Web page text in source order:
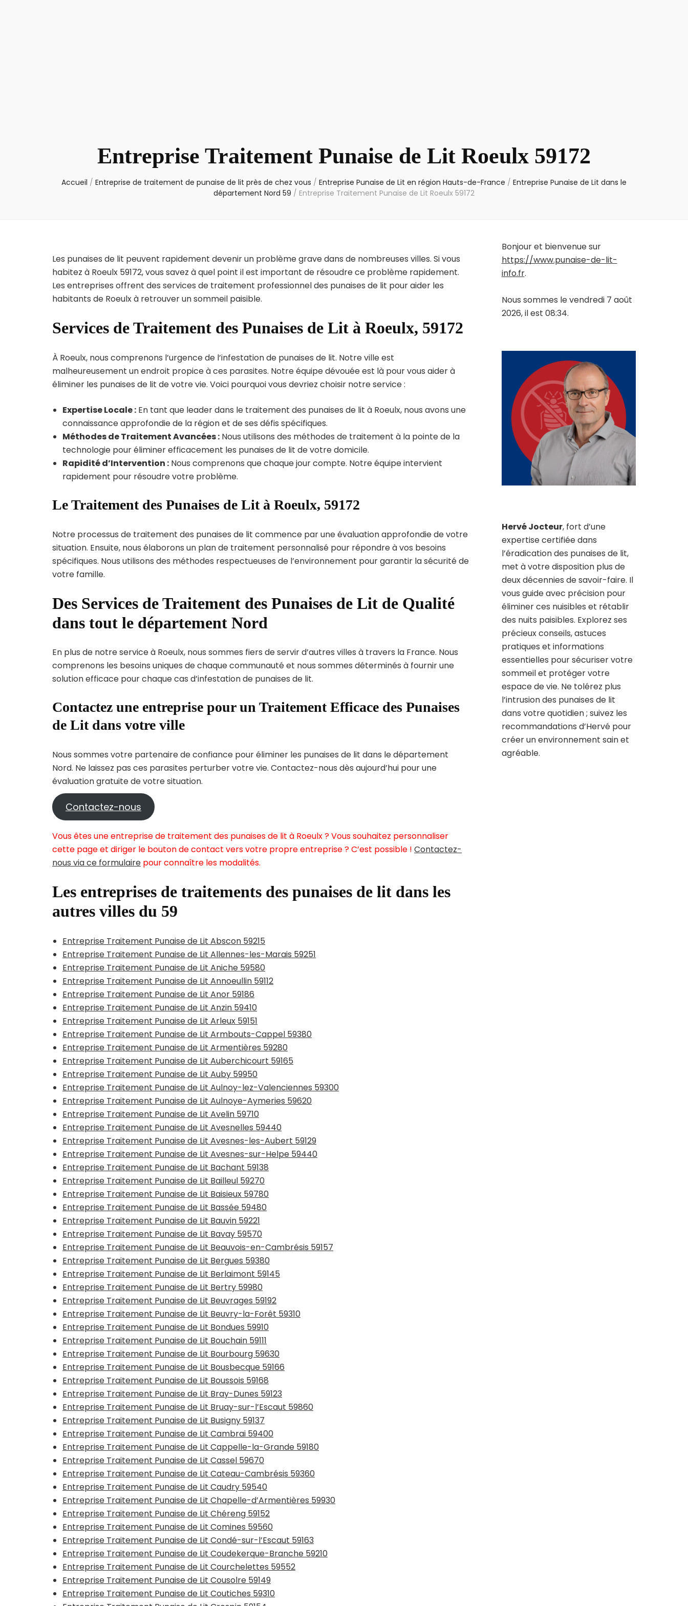
Entreprise Traitement Punaise de Lit Roeulx 59172
Accueil / Entreprise de traitement de punaise de lit près de chez vous / Entreprise Punaise de Lit en région Hauts-de-France / Entreprise Punaise de Lit dans le
département Nord 59 / Entreprise Traitement Punaise de Lit Roeulx 59172
Les punaises de lit peuvent rapidement devenir un problème grave dans de nombreuses villes. Si vous
habitez à Roeulx 59172, vous savez à quel point il est important de résoudre ce problème rapidement.
Les entreprises offrent des services de traitement professionnel des punaises de lit pour aider les
habitants de Roeulx à retrouver un sommeil paisible.
Services de Traitement des Punaises de Lit à Roeulx, 59172
À Roeulx, nous comprenons l’urgence de l’infestation de punaises de lit. Notre ville est
malheureusement un endroit propice à ces parasites. Notre équipe dévouée est là pour vous aider à
éliminer les punaises de lit de votre vie. Voici pourquoi vous devriez choisir notre service :
Expertise Locale : En tant que leader dans le traitement des punaises de lit à Roeulx, nous avons une
connaissance approfondie de la région et de ses défis spécifiques.
Méthodes de Traitement Avancées : Nous utilisons des méthodes de traitement à la pointe de la
technologie pour éliminer efficacement les punaises de lit de votre domicile.
Rapidité d’Intervention : Nous comprenons que chaque jour compte. Notre équipe intervient
rapidement pour résoudre votre problème.
Le Traitement des Punaises de Lit à Roeulx, 59172
Notre processus de traitement des punaises de lit commence par une évaluation approfondie de votre
situation. Ensuite, nous élaborons un plan de traitement personnalisé pour répondre à vos besoins
spécifiques. Nous utilisons des méthodes respectueuses de l’environnement pour garantir la sécurité de
votre famille.
Des Services de Traitement des Punaises de Lit de Qualité
dans tout le département Nord
En plus de notre service à Roeulx, nous sommes fiers de servir d’autres villes à travers la France. Nous
comprenons les besoins uniques de chaque communauté et nous sommes déterminés à fournir une
solution efficace pour chaque cas d’infestation de punaises de lit.
Contactez une entreprise pour un Traitement Efficace des Punaises
de Lit dans votre ville
Nous sommes votre partenaire de confiance pour éliminer les punaises de lit dans le département
Nord. Ne laissez pas ces parasites perturber votre vie. Contactez-nous dès aujourd’hui pour une
évaluation gratuite de votre situation.
Contactez-nous
Vous êtes une entreprise de traitement des punaises de lit à Roeulx ? Vous souhaitez personnaliser
cette page et diriger le bouton de contact vers votre propre entreprise ? C’est possible ! Contactez-
nous via ce formulaire pour connaître les modalités.
Les entreprises de traitements des punaises de lit dans les
autres villes du 59
Entreprise Traitement Punaise de Lit Abscon 59215
Entreprise Traitement Punaise de Lit Allennes-les-Marais 59251
Entreprise Traitement Punaise de Lit Aniche 59580
Entreprise Traitement Punaise de Lit Annoeullin 59112
Entreprise Traitement Punaise de Lit Anor 59186
Entreprise Traitement Punaise de Lit Anzin 59410
Entreprise Traitement Punaise de Lit Arleux 59151
Entreprise Traitement Punaise de Lit Armbouts-Cappel 59380
Entreprise Traitement Punaise de Lit Armentières 59280
Entreprise Traitement Punaise de Lit Auberchicourt 59165
Entreprise Traitement Punaise de Lit Auby 59950
Entreprise Traitement Punaise de Lit Aulnoy-lez-Valenciennes 59300
Entreprise Traitement Punaise de Lit Aulnoye-Aymeries 59620
Entreprise Traitement Punaise de Lit Avelin 59710
Entreprise Traitement Punaise de Lit Avesnelles 59440
Entreprise Traitement Punaise de Lit Avesnes-les-Aubert 59129
Entreprise Traitement Punaise de Lit Avesnes-sur-Helpe 59440
Entreprise Traitement Punaise de Lit Bachant 59138
Entreprise Traitement Punaise de Lit Bailleul 59270
Entreprise Traitement Punaise de Lit Baisieux 59780
Entreprise Traitement Punaise de Lit Bassée 59480
Entreprise Traitement Punaise de Lit Bauvin 59221
Entreprise Traitement Punaise de Lit Bavay 59570
Entreprise Traitement Punaise de Lit Beauvois-en-Cambrésis 59157
Entreprise Traitement Punaise de Lit Bergues 59380
Entreprise Traitement Punaise de Lit Berlaimont 59145
Entreprise Traitement Punaise de Lit Bertry 59980
Entreprise Traitement Punaise de Lit Beuvrages 59192
Entreprise Traitement Punaise de Lit Beuvry-la-Forêt 59310
Entreprise Traitement Punaise de Lit Bondues 59910
Entreprise Traitement Punaise de Lit Bouchain 59111
Entreprise Traitement Punaise de Lit Bourbourg 59630
Entreprise Traitement Punaise de Lit Bousbecque 59166
Entreprise Traitement Punaise de Lit Boussois 59168
Entreprise Traitement Punaise de Lit Bray-Dunes 59123
Entreprise Traitement Punaise de Lit Bruay-sur-l’Escaut 59860
Entreprise Traitement Punaise de Lit Busigny 59137
Entreprise Traitement Punaise de Lit Cambrai 59400
Entreprise Traitement Punaise de Lit Cappelle-la-Grande 59180
Entreprise Traitement Punaise de Lit Cassel 59670
Entreprise Traitement Punaise de Lit Cateau-Cambrésis 59360
Entreprise Traitement Punaise de Lit Caudry 59540
Entreprise Traitement Punaise de Lit Chapelle-d’Armentières 59930
Entreprise Traitement Punaise de Lit Chéreng 59152
Entreprise Traitement Punaise de Lit Comines 59560
Entreprise Traitement Punaise de Lit Condé-sur-l’Escaut 59163
Entreprise Traitement Punaise de Lit Coudekerque-Branche 59210
Entreprise Traitement Punaise de Lit Courchelettes 59552
Entreprise Traitement Punaise de Lit Cousolre 59149
Entreprise Traitement Punaise de Lit Coutiches 59310
Bonjour et bienvenue sur
https://www.punaise-de-lit-
info.fr.
Nous sommes le vendredi 7 août
2026, il est 08:34.
Hervé Jocteur, fort d’une
expertise certifiée dans
l’éradication des punaises de lit,
met à votre disposition plus de
deux décennies de savoir-faire. Il
vous guide avec précision pour
éliminer ces nuisibles et rétablir
des nuits paisibles. Explorez ses
précieux conseils, astuces
pratiques et informations
essentielles pour sécuriser votre
sommeil et protéger votre
espace de vie. Ne tolérez plus
l’intrusion des punaises de lit
dans votre quotidien ; suivez les
recommandations d’Hervé pour
créer un environnement sain et
agréable.